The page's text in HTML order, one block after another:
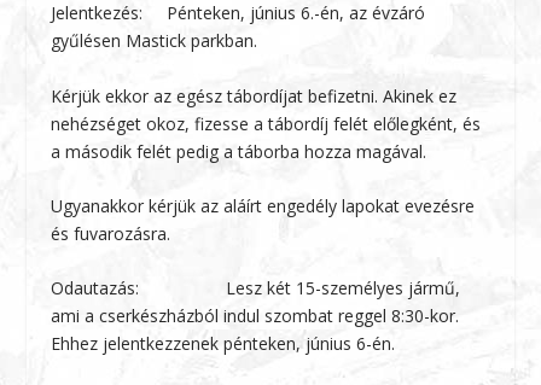
Jelentkezés: Pénteken, június 6.-én, az évzáró
gyűlésen Mastick parkban.
Kérjük ekkor az egész tábordíjat befizetni. Akinek ez
nehézséget okoz, fizesse a tábordíj felét előlegként, és
a második felét pedig a táborba hozza magával.
Ugyanakkor kérjük az aláírt engedély lapokat evezésre
és fuvarozásra.
Odautazás: Lesz két 15-személyes jármű,
ami a cserkészházból indul szombat reggel 8:30-kor.
Ehhez jelentkezzenek pénteken, június 6-én.